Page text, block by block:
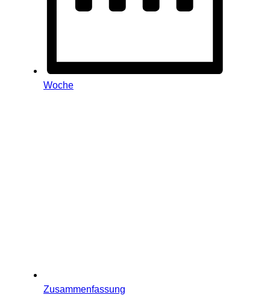
Woche
Zusammenfassung